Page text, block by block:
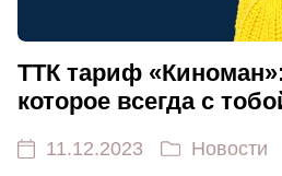
ТТК тариф
которое всегда с
11.12.2023 Новости